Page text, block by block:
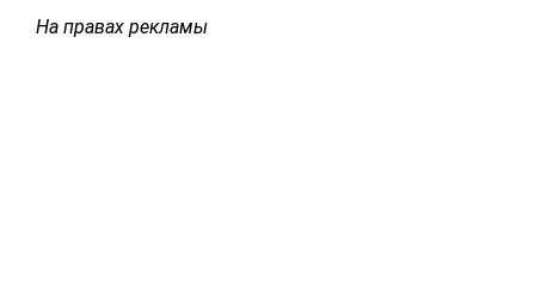
На правах рекламы